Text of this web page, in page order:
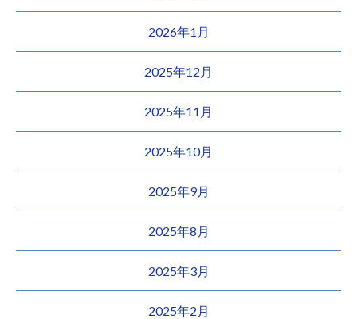
2026年1月
2025年12月
2025年11月
2025年10月
2025年9月
2025年8月
2025年3月
2025年2月